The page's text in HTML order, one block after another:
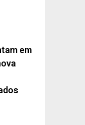
em